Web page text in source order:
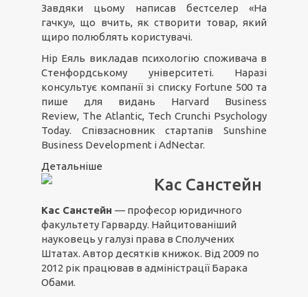
Завдяки цьому написав бестселер «На
гачку», що вчить, як створити товар, який
щиро полюблять користувачі.
Нір Еяль викладав психологію споживача в
Стенфордському університеті. Наразі
консультує компанії зі списку Fortune 500 та
пише для видань Harvard Business
Review, The Atlantic, Tech Crunchі Psychology
Today. Співзасновник стартапів Sunshine
Business Development і AdNectar.
Детальніше
Кас Санстейн
Кас Санстейн — професор юридичного
факультету Гарварду. Найцитованіший
науковець у галузі права в Сполучених
Штатах. Автор десятків книжок. Від 2009 по
2012 рік працював в адміністрації Барака
Обами.